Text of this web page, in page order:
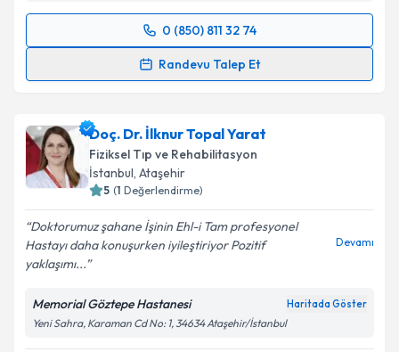
0 (850) 811 32 74
Randevu Talep Et
Randevu Takvimi Talebi
için bir takvim hazırlandığında e-posta ile
bilgilendireceğiz.
E-posta Adresiniz
kapsamda işlenmesini kabul ediyorum.
Doç. Dr. İlknur Topal Yarat
Fiziksel Tıp ve Rehabilitasyon
İstanbul, Ataşehir
5 (1 Değerlendirme)
Doktorumuz şahane İşinin Ehl-i Tam profesyonel
Hastayı daha konuşurken iyileştiriyor Pozitif
yaklaşımı...
Devamı
Memorial Göztepe Hastanesi Haritada Göster
Yeni Sahra, Karaman Cd No: 1, 34634 Ataşehir/İstanbul